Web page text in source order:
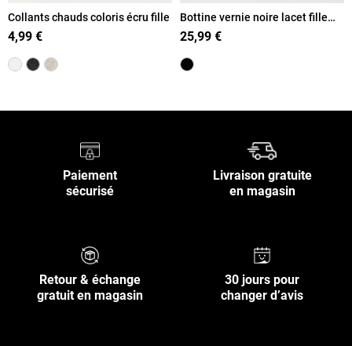
Collants chauds coloris écru fille
4,99 €
Bottine vernie noire lacet fille
(24-30)
25,99 €
Paiement
sécurisé
Livraison gratuite
en magasin
Retour & échange
gratuit en magasin
30 jours pour
changer d’avis